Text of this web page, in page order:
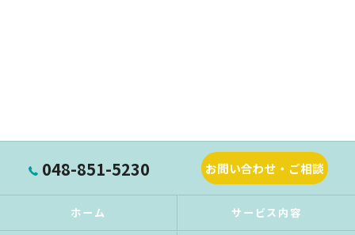
048-851-5230 お問い合わせ・ご相談
ホーム サービス内容